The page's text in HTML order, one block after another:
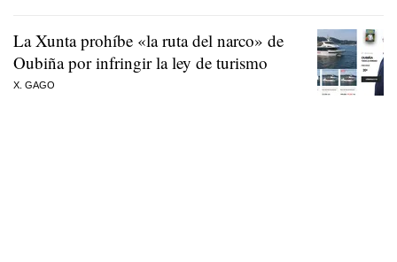
La Xunta prohíbe «la ruta del narco» de
Oubiña por infringir la ley de turismo
X. GAGO